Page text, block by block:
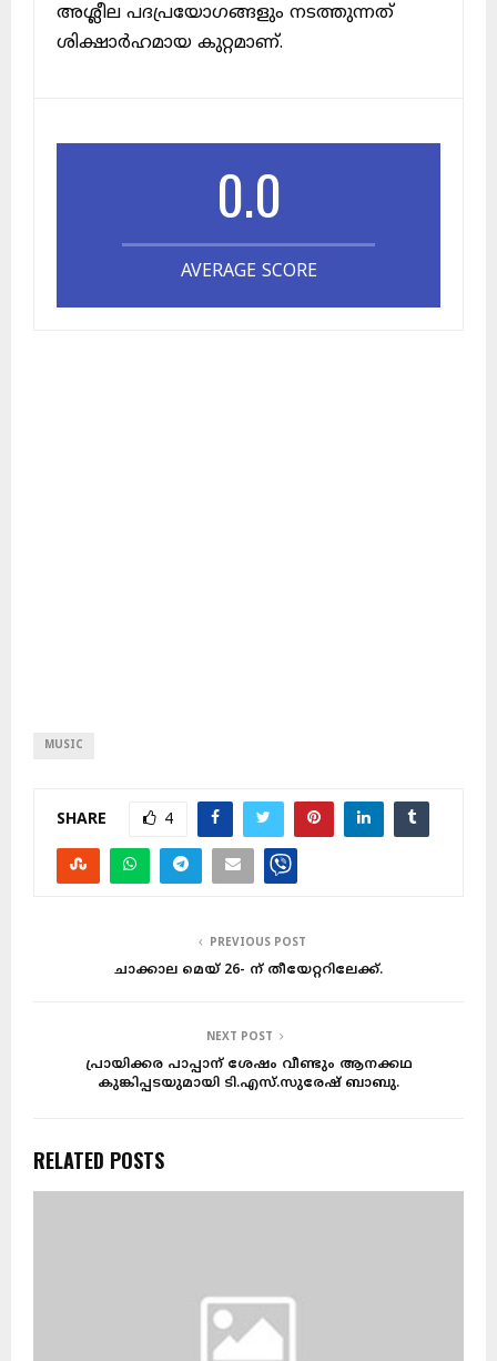
അശ്ലീല പദപ്രയോഗങ്ങളും നടത്തുന്നത്
ശിക്ഷാർഹമായ കുറ്റമാണ്.
0.0
AVERAGE SCORE
MUSIC
SHARE 4
PREVIOUS POST
ചാക്കാല മെയ് 26- ന് തീയേറ്ററിലേക്ക്.
NEXT POST
പ്രായിക്കര പാപ്പാന് ശേഷം വീണ്ടും ആനക്കഥ
കുങ്കിപ്പടയുമായി ടി.എസ്.സുരേഷ് ബാബു.
RELATED POSTS